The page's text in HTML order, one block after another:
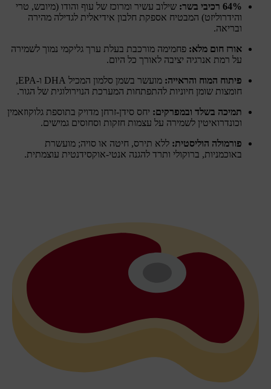
64% רכיבי בשר:
שילוב עשיר ומרוכז של עוף והודו (מיובש, טרי
והידרוליזט) המבטיח אספקת חלבון אידיאלית לגדילה מהירה
ובריאה.
אורז חום מלא: פחמימה מורכבת בעלת ערך גליקמי נמוך לשמירה
על רמת אנרגיה יציבה לאורך כל היום.
פיתוח המוח והראייה:
מועשר בשמן סלמון המכיל DHA ו-EPA,
חומצות שומן חיוניות להתפתחות המערכת הנוירולוגית של הגור.
תמיכה בשלד ובמפרקים: יחס סידן-זרחן מדויק בתוספת גלוקוזאמין
וכונדרואיטין לשמירה על עצמות חזקות וסחוסים גמישים.
פורמולה הוליסטית: ללא תירס, חיטה או סויה; מועשרת
באוכמניות, ברוקולי ותרד להגנה אנטי-אוקסידנטית עוצמתית.